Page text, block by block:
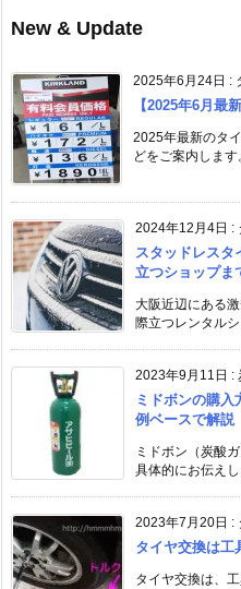
New & Update
2025年6月24日 :
【2025年6月最
2025年最新のタ
どをご案内しま
2024年12月4日 :
スタッドレスタ
立つショップま
大阪近辺にある
際立つレンタル
2023年9月11日 :
ミドボンの購
例ベースで解説
ミドボン（炭酸
具体的にお伝え
2023年7月20日 :
タイヤ交換は工
タイヤ交換は、